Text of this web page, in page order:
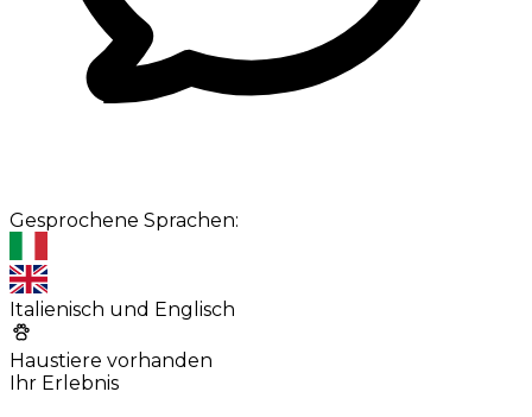
Gesprochene Sprachen:
Italienisch und Englisch
Haustiere vorhanden
Ihr Erlebnis